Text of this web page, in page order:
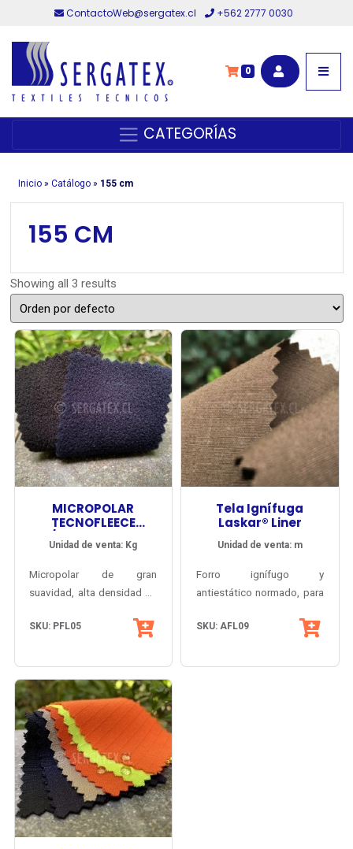
ContactoWeb@sergatex.cl +562 2777 0030
0
CATEGORÍAS
Inicio» Catálogo» 155 cm
155 CM
Showing all 3 results
MICROPOLAR
TECNOFLEECE
A/PILLING DOBLE
CARA
Unidad de venta: Kg
Micropolar de gran
suavidad, alta densidad de
terminación anti-pilling en
SKU: PFL05
Tela Ignífuga
Laskar® Liner
Unidad de venta: m
Forro ignífugo y
antiestático normado, para
protección contra Fuego
Inherentemente anti flama y
SKU: AFL09